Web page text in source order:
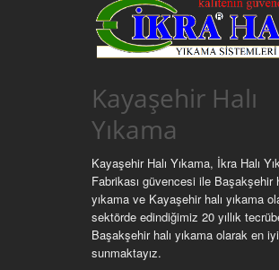
Kayaşehir Halı
Yıkama
Kayaşehir Halı Yıkama, İkra Halı
Fabrikası güvencesi ile Başakşehir
yıkama ve Kayaşehir halı yıkama
sektörde edindiğimiz 20 yıllık
Başakşehir halı yıkama olarak en
sunmaktayız.